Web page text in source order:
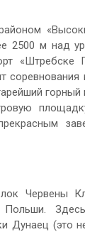
2500 м над
«Штребске
соревнования
горный
Червены
Польши.
Дунаец (это